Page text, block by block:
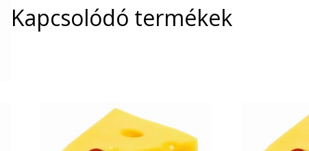
Kapcsolódó termékek